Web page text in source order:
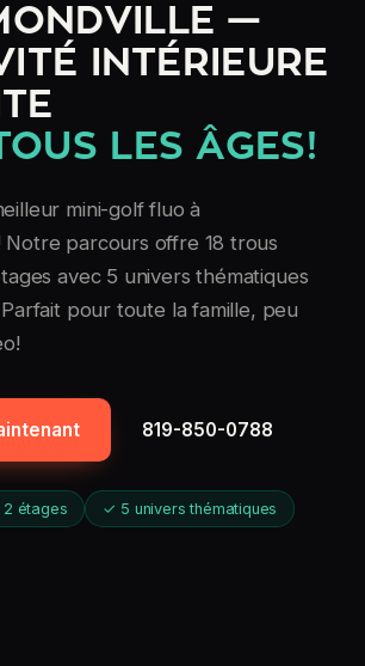
—
INTÉRIEURE
LES ÂGES!
mini-golf fluo à
Notre parcours offre 18 trous
avec 5 univers thématiques
pour toute la famille, peu
819-850-0788
étages ✓ 5 univers thématiques